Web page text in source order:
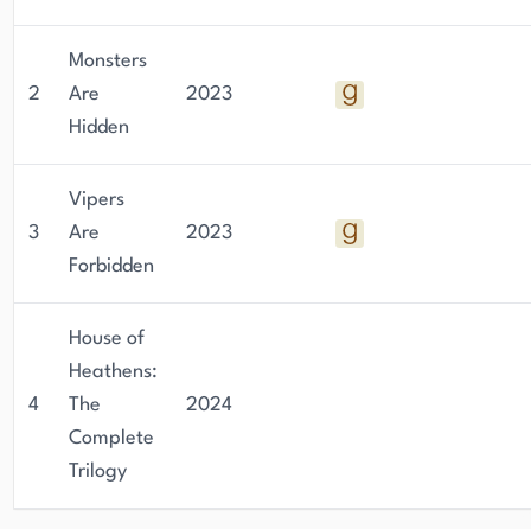
2
Monsters
Are
Hidden
2023
3
Vipers
Are
Forbidden
2023
4
House of
Heathens:
The
Complete
Trilogy
2024